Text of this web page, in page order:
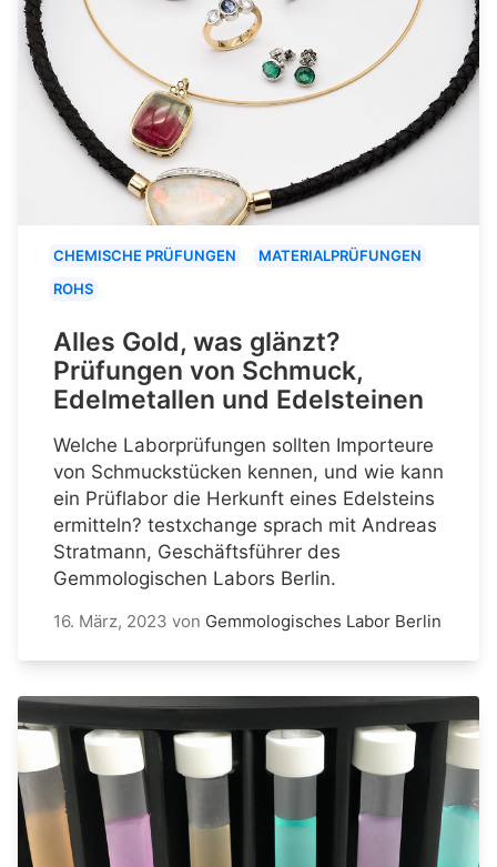
CHEMISCHE PRÜFUNGEN
MATERIALPRÜFUNGEN
ROHS
Alles Gold, was glänzt?
Prüfungen von Schmuck,
Edelmetallen und Edelsteinen
Welche Laborprüfungen sollten Importeure
von Schmuckstücken kennen, und wie kann
ein Prüflabor die Herkunft eines Edelsteins
ermitteln? testxchange sprach mit Andreas
Stratmann, Geschäftsführer des
Gemmologischen Labors Berlin.
16. März, 2023 von Gemmologisches Labor Berlin